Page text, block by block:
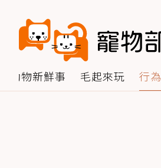
動物新鮮事 毛起來玩 行